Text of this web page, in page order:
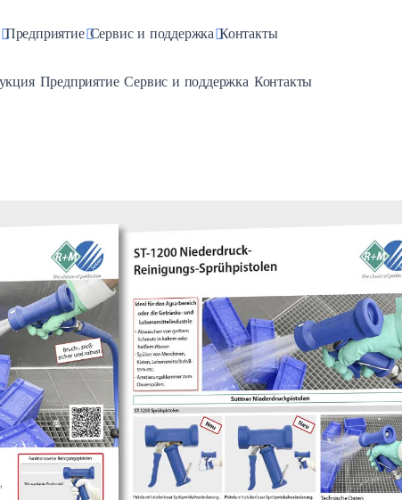
Dropdown
ПредприятиеToggle Dropdown
Сервис и поддержкаToggle Dropdown
Контакты
Dropdown
Toggle Dropdown
ПредприятиеToggle Dropdown
Сервис и поддержкаToggle Dropdown
Контакты